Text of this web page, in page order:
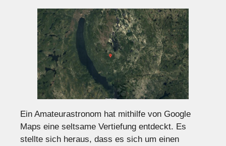
Ein Amateurastronom hat mithilfe von Google
Maps eine seltsame Vertiefung entdeckt. Es
stellte sich heraus, dass es sich um einen